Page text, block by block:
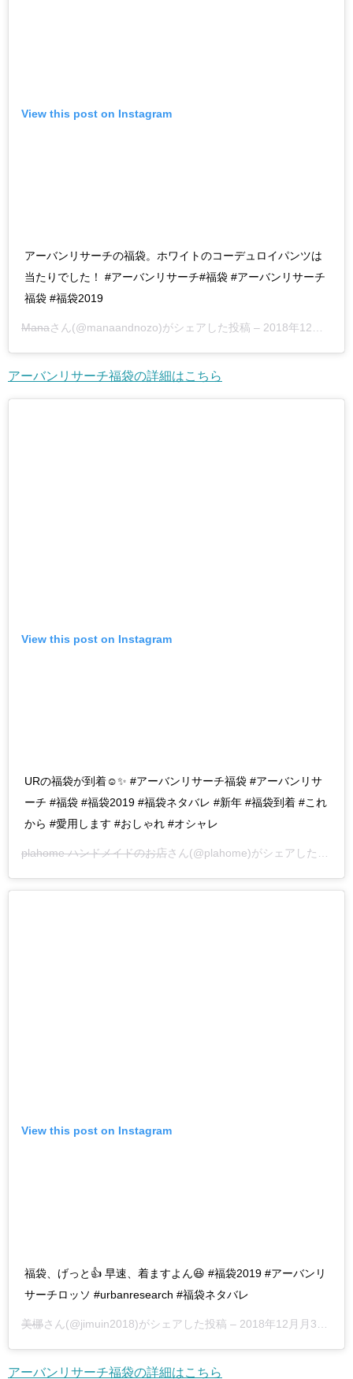
View this post on Instagram
アーバンリサーチの福袋。ホワイトのコーデュロイパンツは
当たりでした！ #アーバンリサーチ#福袋 #アーバンリサーチ
福袋 #福袋2019
Manaさん(@manaandnozo)がシェアした投稿 – 2018年12月月31日午後10時22分PST
アーバンリサーチ福袋の詳細はこちら
View this post on Instagram
URの福袋が到着☺︎✨ #アーバンリサーチ福袋 #アーバンリサ
ーチ #福袋 #福袋2019 #福袋ネタバレ #新年 #福袋到着 #これ
から #愛用します #おしゃれ #オシャレ
plahome ハンドメイドのお店さん(@plahome)がシェアした投稿 –
View this post on Instagram
福袋、げっと👍 早速、着ますよん😆 #福袋2019 #アーバンリ
サーチロッソ #urbanresearch #福袋ネタバレ
美梛さん(@jimuin2018)がシェアした投稿 – 2018年12月月31日午後8時13分PST
アーバンリサーチ福袋の詳細はこちら